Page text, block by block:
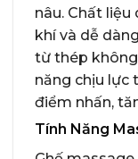
nâu. Chất
khí và dễ
từ thép
năng chịu lực
điểm nhấn,
Tính Năng